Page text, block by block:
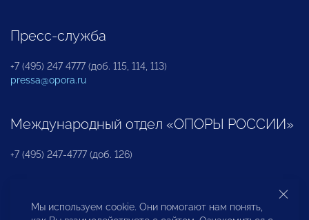
Пресс-служба
+7 (495) 247 4777 (доб. 115, 114, 113)
pressa@opora.ru
Международный отдел «ОПОРЫ РОССИИ»
+7 (495) 247-4777 (доб. 126)
Бюро по защите прав предпринимателей и
Мы используем cookie. Они помогают нам понять,